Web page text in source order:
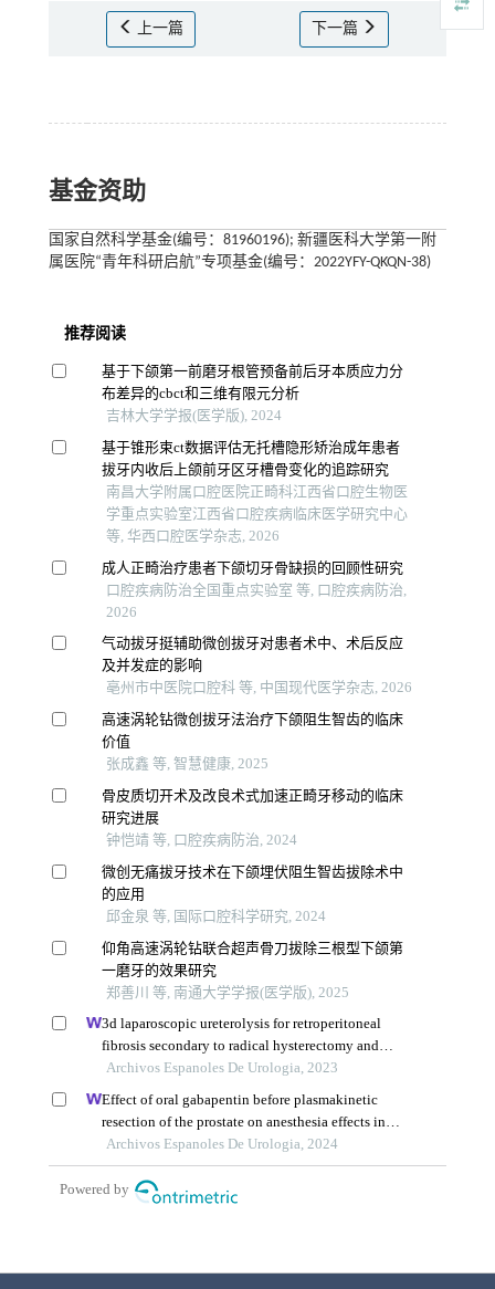
上一篇 下一篇
基金资助
国家自然科学基金(编号：81960196); 新疆医科大学第一附
属医院“青年科研启航”专项基金(编号：2022YFY-QKQN-38)